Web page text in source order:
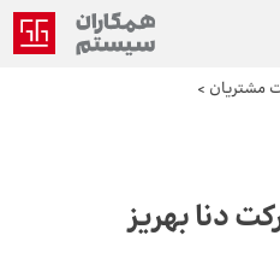
مشتریان >
دنا بهریز